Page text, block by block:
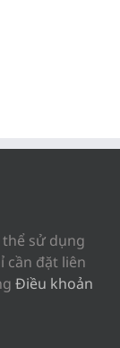
thể sử dụng
cần đặt liên
Điều khoản